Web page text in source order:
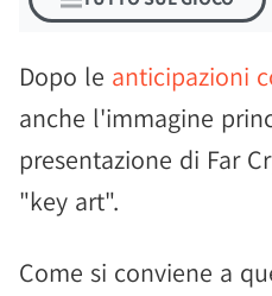
Dopo le anticipazioni
anche l'immagine
presentazione di Far
"key art".
Come si conviene a